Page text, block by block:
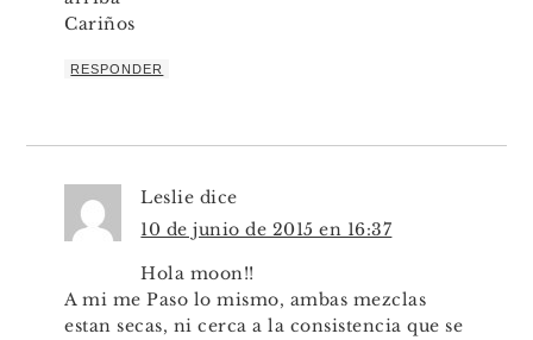
Cariños
RESPONDER
Leslie dice
10 de junio de 2015 en 16:37
Hola moon!!
A mi me Paso lo mismo, ambas mezclas
estan secas, ni cerca a la consistencia que se